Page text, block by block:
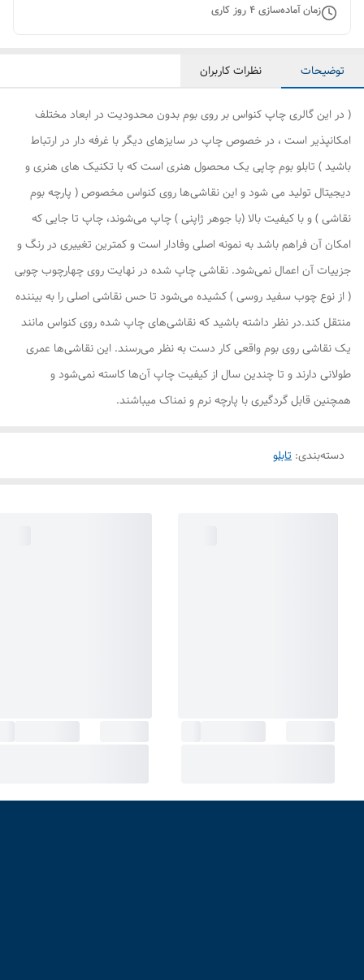
زمان آماده‌سازی4روز کاری
توضیحات نظرات کاربران
( در این گالری چاپ کنواس بر روی بوم بدون محدودیت در ابعاد مختلف
امکانپذیر است ، در خصوص چاپ در سایزهای دیگر با غرفه دار در ارتباط
باشید ) تابلو بوم چاپی یک محصول هنری است که با تکنیک های هنری و
دیجیتال تولید می شود و این نقاشی‌ها روی کنواس مخصوص ( پارچه بوم
نقاشی ) و با کیفیت بالا (با جوهر ژاپنی ) چاپ می‌شوند، چاپ تا جایی که
امکان آن فراهم باشد به نمونه اصلی وفادار است و کمترین تغییری در رنگ و
جزییات آن اعمال نمی‌شود. نقاشی چاپ شده در نهایت روی چهارچوب چوبی
( از نوع چوب سفید روسی ) کشیده می‌شود تا حس نقاشی اصلی را به بیننده
منتقل کند.در نظر داشته باشید که نقاشی‌های چاپ شده روی کنواس مانند
یک نقاشی روی بوم واقعی کار دست به نظر می‌رسند. این نقاشی‌ها عمری
طولانی دارند و تا چندین سال از کیفیت چاپ آن‌ها کاسته نمی‌شود و
همچنین قابل گردگیری با پارچه نرم و نمناک میباشند.
دسته‌بندی: تابلو